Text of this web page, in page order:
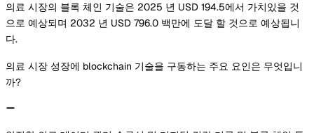
의료 시장의 블록 체인 기술은 2025 년 USD 194.5에서 가치있을 것
으로 예상되며 2032 년 USD 796.0 백만에 도달 할 것으로 예상됩니
다.
의료 시장 성장에 blockchain 기술을 구동하는 주요 요인은 무엇입니
까?